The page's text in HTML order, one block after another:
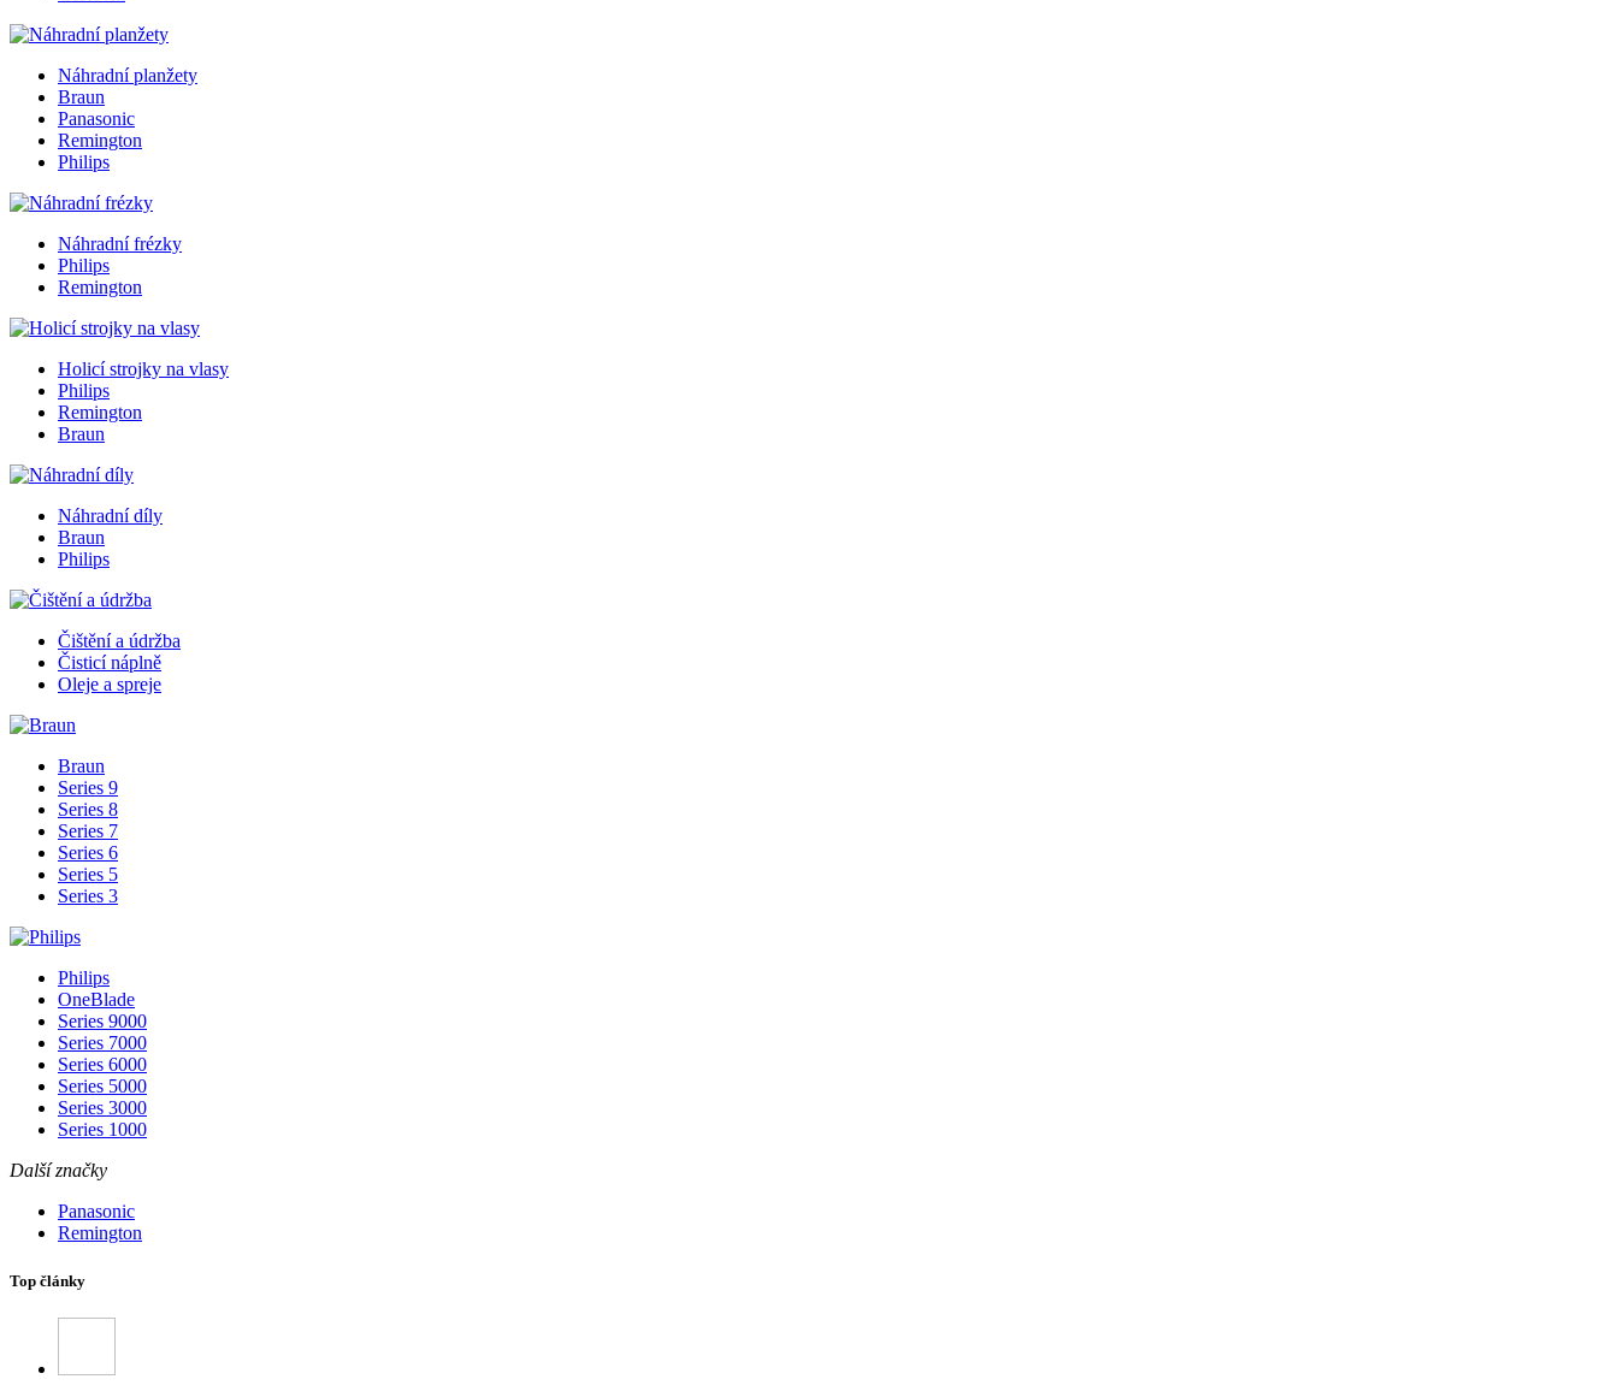
Náhradní planžety
Braun
Panasonic
Remington
Philips
Náhradní frézky
Philips
Remington
Holicí strojky na vlasy
Philips
Remington
Braun
Náhradní díly
Braun
Philips
Čištění a údržba
Čisticí náplně
Oleje a spreje
Braun
Series 9
Series 8
Series 7
Series 6
Series 5
Series 3
Philips
OneBlade
Series 9000
Series 7000
Series 6000
Series 5000
Series 3000
Series 1000
Další značky
Panasonic
Remington
Top články